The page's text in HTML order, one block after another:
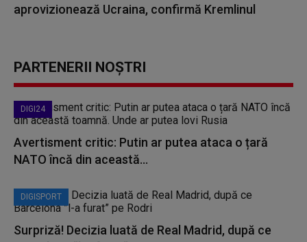
aprovizionează Ucraina, confirmă Kremlinul
PARTENERII NOȘTRI
DIGI24
Avertisment critic: Putin ar putea ataca o țară
NATO încă din această...
DIGISPORT
Surpriză! Decizia luată de Real Madrid, după ce